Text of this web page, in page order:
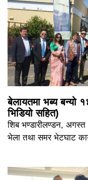
बेलायतमा भब्य बन्यो
भिडियो सहित)
शिब भण्डारीलण्डन, अगस्त
भेला तथा समर भेटघाट